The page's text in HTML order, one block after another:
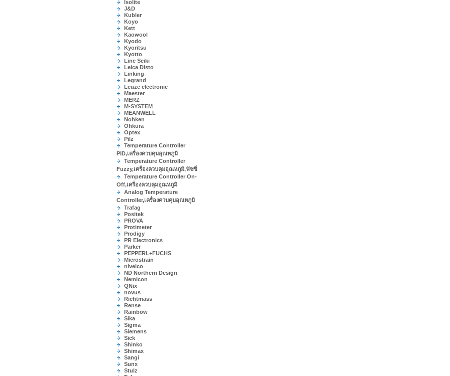
Isolite
J&D
Kubler
Koyo
Kett
Kaowool
Kyodo
Kyoritsu
Kyotto
Line Seiki
Leica Disto
Linking
Legrand
Leuze electronic
Maester
MERZ
M-SYSTEM
MEANWELL
Nohken
Ohkura
Optex
Pilz
Temperature Controller
PID,เครื่องควบคุมอุณหภูมิ
Temperature Controller
Fuzzy,เครื่องควบคุมอุณหภูมิ,ฟัซซี่
Temperature Controller On-
Off,เครื่องควบคุมอุณหภูมิ
Analog Temperature
Controller,เครื่องควบคุมอุณหภูมิ
Trafag
Positek
PROVA
Protimeter
Prodigy
PR Electronics
Parker
PEPPERL+FUCHS
Microstrain
nivelco
ND Northern Design
Nemicon
QNix
novus
Richtmass
Rense
Rainbow
Sika
Sigma
Siemens
Sick
Shinko
Shimax
Sangi
Sunx
Stulz